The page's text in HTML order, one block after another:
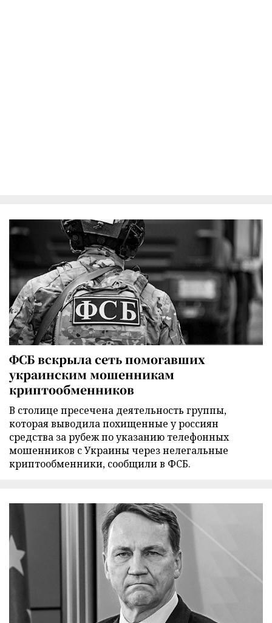
ФСБ вскрыла сеть помогавших
украинским мошенникам
криптообменников
В столице пресечена деятельность группы,
которая выводила похищенные у россиян
средства за рубеж по указанию телефонных
мошенников с Украины через нелегальные
криптообменники, сообщили в ФСБ.